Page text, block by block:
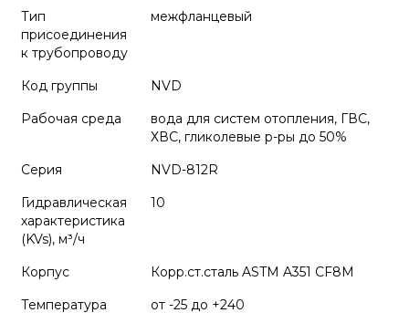
Тип
присоединения
к трубопроводу
межфланцевый
Код группы
NVD
Рабочая среда
вода для систем отопления, ГВС,
ХВС, гликолевые р-ры до 50%
Серия
NVD-812R
Гидравлическая
характеристика
(KVs), м³/ч
10
Корпус
Корр.ст.сталь ASTM A351 CF8M
Температура
от -25 до +240